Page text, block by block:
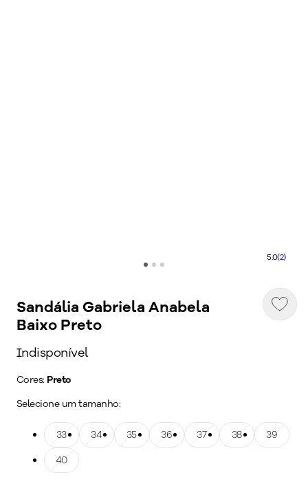
5.0(2)
Sandália Gabriela Anabela
Baixo Preto
Indisponível
Cores: Preto
Selecione um tamanho:
Tamanho: 33
33Tamanho: 34
34Tamanho: 35
35Tamanho: 36
36Tamanho: 37
37Tamanho: 38
38Tamanho: 39
39
Tamanho: 40
40